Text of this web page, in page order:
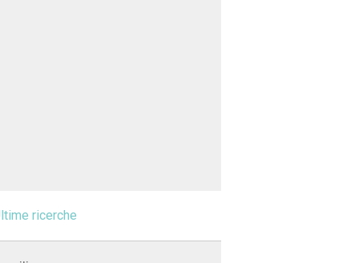
ricerche